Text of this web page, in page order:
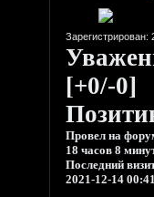
Зарегистрирован:
[+0/-0]
Провел на
18 часов 8
Последний
2021-12-14